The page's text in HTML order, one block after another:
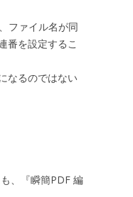
ファイル名が同
番を設定するこ
なるのではない
、『瞬簡PDF 編